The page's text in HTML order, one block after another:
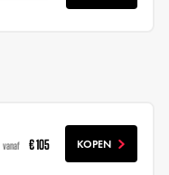
vanaf € 105 KOPEN